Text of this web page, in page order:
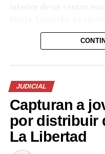
interior de un centro
JUDICIAL
Capturan a
por distribuir
La Libertad